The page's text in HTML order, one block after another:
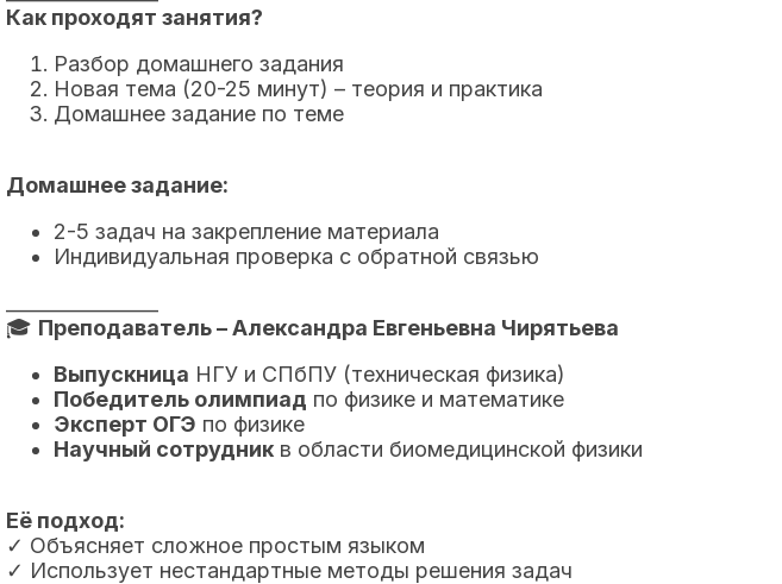
Как проходят занятия?
Разбор домашнего задания
Новая тема (20-25 минут) – теория и практика
Домашнее задание по теме
Домашнее задание:
2-5 задач на закрепление материала
Индивидуальная проверка с обратной связью
🎓 Преподаватель – Александра Евгеньевна Чирятьева
Выпускница НГУ и СПбПУ (техническая физика)
Победитель олимпиад по физике и математике
Эксперт ОГЭ по физике
Научный сотрудник в области биомедицинской физики
Её подход:
✓ Объясняет сложное простым языком
✓ Использует нестандартные методы решения задач